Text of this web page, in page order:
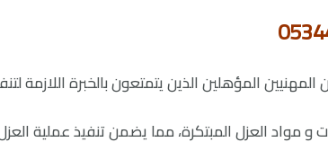
المؤهلين الذين يتمتعون بالخبرة اللازمة
و مواد العزل المبتكرة، مما يضمن تنفيذ عملية